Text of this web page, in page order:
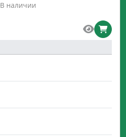
В наличии